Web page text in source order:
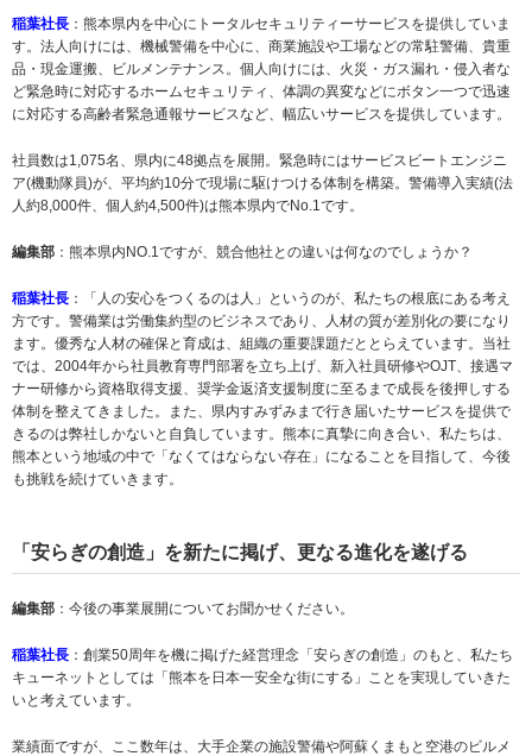
稲葉社長 ：熊本県内を中心にトータルセキュリティーサービスを提供していま
す。法人向けには、機械警備を中心に、商業施設や工場などの常駐警備、貴重
品・現金運搬、ビルメンテナンス。個人向けには、火災・ガス漏れ・侵入者な
ど緊急時に対応するホームセキュリティ、体調の異変などにボタン一つで迅速
に対応する高齢者緊急通報サービスなど、幅広いサービスを提供しています。
社員数は1,075名、県内に48拠点を展開。緊急時にはサービスビートエンジニ
ア(機動隊員)が、平均約10分で現場に駆けつける体制を構築。警備導入実績(法
人約8,000件、個人約4,500件)は熊本県内でNo.1です。
編集部 ：熊本県内NO.1ですが、競合他社との違いは何なのでしょうか？
稲葉社長 ：「人の安心をつくるのは人」というのが、私たちの根底にある考え
方です。警備業は労働集約型のビジネスであり、人材の質が差別化の要になり
ます。優秀な人材の確保と育成は、組織の重要課題だととらえています。当社
では、2004年から社員教育専門部署を立ち上げ、新入社員研修やOJT、接遇マ
ナー研修から資格取得支援、奨学金返済支援制度に至るまで成長を後押しする
体制を整えてきました。また、県内すみずみまで行き届いたサービスを提供で
きるのは弊社しかないと自負しています。熊本に真摯に向き合い、私たちは、
熊本という地域の中で「なくてはならない存在」になることを目指して、今後
も挑戦を続けていきます。
「安らぎの創造」を新たに掲げ、更なる進化を遂げる
編集部 ：今後の事業展開についてお聞かせください。
稲葉社長 ：創業50周年を機に掲げた経営理念「安らぎの創造」のもと、私たち
キューネットとしては「熊本を日本一安全な街にする」ことを実現していきた
いと考えています。
業績面ですが、ここ数年は、大手企業の施設警備や阿蘇くまもと空港のビルメ